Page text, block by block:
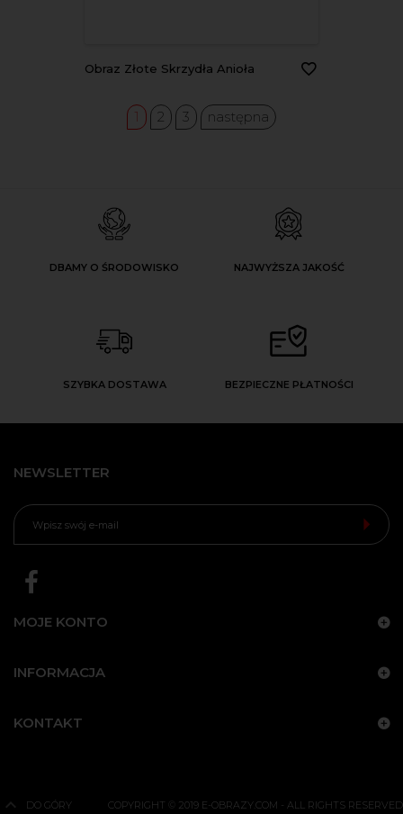
Obraz Złote Skrzydła Anioła
1 2 3 następna
DBAMY O ŚRODOWISKO NAJWYŻSZA JAKOŚĆ
SZYBKA DOSTAWA BEZPIECZNE PŁATNOŚCI
NEWSLETTER
MOJE KONTO
INFORMACJA
KONTAKT
DO GÓRY COPYRIGHT © 2019 E-OBRAZY.COM - ALL RIGHTS RESERVED